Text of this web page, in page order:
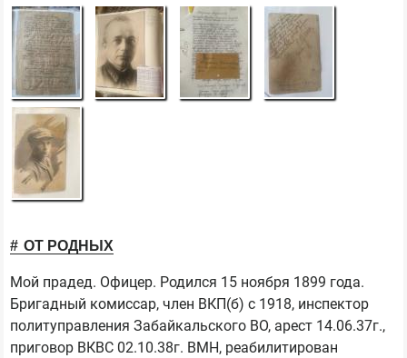
ОТ РОДНЫХ
Мой прадед. Офицер. Родился 15 ноября 1899 года.
Бригадный комиссар, член ВКП(б) с 1918, инспектор
политуправления Забайкальского ВО, арест 14.06.37г.,
приговор ВКВС 02.10.38г. ВМН, реабилитирован